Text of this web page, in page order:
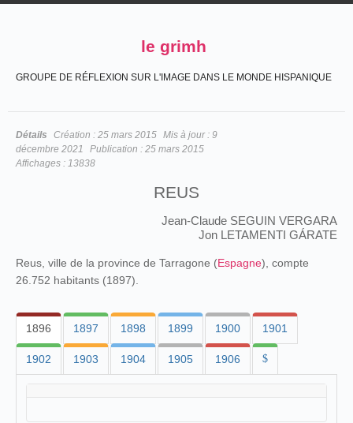
le grimh
GROUPE DE RÉFLEXION SUR L'IMAGE DANS LE MONDE HISPANIQUE
Détails Création : 25 mars 2015 Mis à jour : 9
décembre 2021
Publication : 25 mars 2015
Affichages : 13838
REUS
Jean-Claude SEGUIN VERGARA
Jon LETAMENTI GÁRATE
Reus, ville de la province de Tarragone (Espagne), compte
26.752 habitants (1897).
1896 1897 1898 1899 1900 1901
1902 1903 1904 1905 1906 $